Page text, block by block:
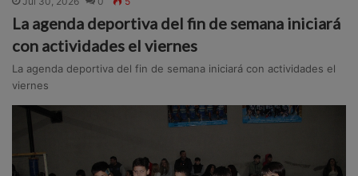
La agenda deportiva del fin de semana iniciará
con actividades el viernes
La agenda deportiva del fin de semana iniciará con actividades el
viernes